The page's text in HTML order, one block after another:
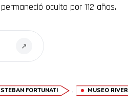
oculto por 112 años.
↗
FORTUNATI , MUSEO RIVER